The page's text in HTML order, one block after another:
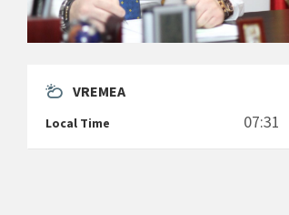
VREMEA
Local Time 07:31